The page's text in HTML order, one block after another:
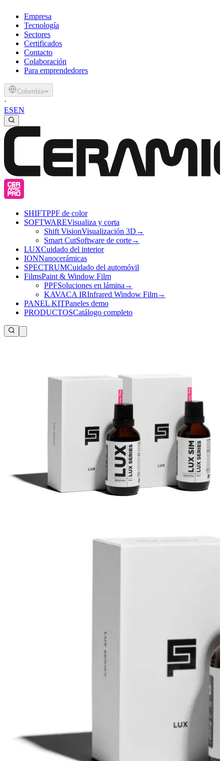
Empresa
Tecnología
Sectores
Certificados
Contacto
Colaboración
Para emprendedores
Colombia
·
ESEN
SHIFTPPF de color
SOFTWAREVisualiza y corta
Shift VisionVisualización 3D →
Smart CutSoftware de corte→
LUXCuidado del interior
IONNanocerámicas
SPECTRUMCuidado del automóvil
FilmsPaint & Window Film
PPFSoluciones en lámina →
KAVACA IRInfrared Window Film→
PANEL KITPaneles demo
PRODUCTOSCatálogo completo